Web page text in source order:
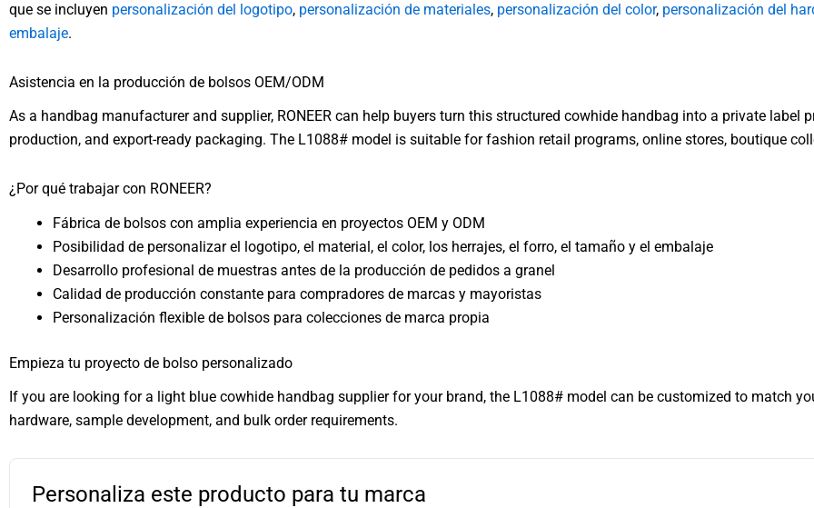
que se incluyen personalización del logotipo, personalización de materiales, personalización del color, personalización del
embalaje.
Asistencia en la producción de bolsos OEM/ODM
As a handbag manufacturer and supplier, RONEER can help buyers turn this structured cowhide handbag into a private
production, and export-ready packaging. The L1088# model is suitable for fashion retail programs, online stores, boutique
¿Por qué trabajar con RONEER?
Fábrica de bolsos con amplia experiencia en proyectos OEM y ODM
Posibilidad de personalizar el logotipo, el material, el color, los herrajes, el forro, el tamaño y el embalaje
Desarrollo profesional de muestras antes de la producción de pedidos a granel
Calidad de producción constante para compradores de marcas y mayoristas
Personalización flexible de bolsos para colecciones de marca propia
Empieza tu proyecto de bolso personalizado
If you are looking for a light blue cowhide handbag supplier for your brand, the L1088# model can be customized to match
hardware, sample development, and bulk order requirements.
Personaliza este producto para tu marca